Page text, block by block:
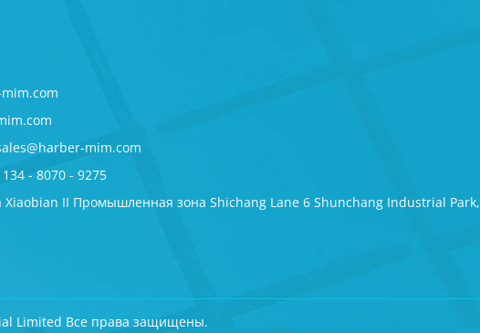
mim.com
- 8070 - 9275
II Промышленная зона Shichang Lane 6 Shunchang Industrial Park,
Limited Все права защищены.